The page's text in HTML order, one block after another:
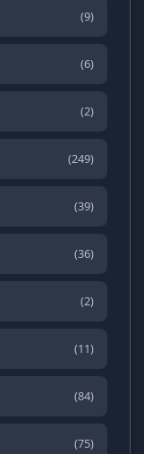
(9)
(6)
(2)
(249)
(39)
(36)
(2)
(11)
(84)
(75)